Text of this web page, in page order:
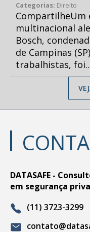
Categorias: Direito
CompartilheUm
multinacional
Bosch,
de Campinas
trabalhistas,
DATASAFE -
em segurança
(11) 3723-3299